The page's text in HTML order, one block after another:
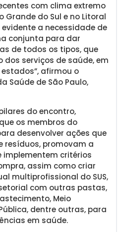
com clima extremo
Grande do Sul e no Litoral
a necessidade de
conjunta para dar
de todos os tipos, que
serviços de saúde, em
afirmou o
Saúde de São Paulo,
do encontro,
os membros do
desenvolver ações que
resíduos, promovam a
implementem critérios
assim como criar
multiprofissional do SUS,
com outras pastas,
Meio
dentre outras, para
em saúde.